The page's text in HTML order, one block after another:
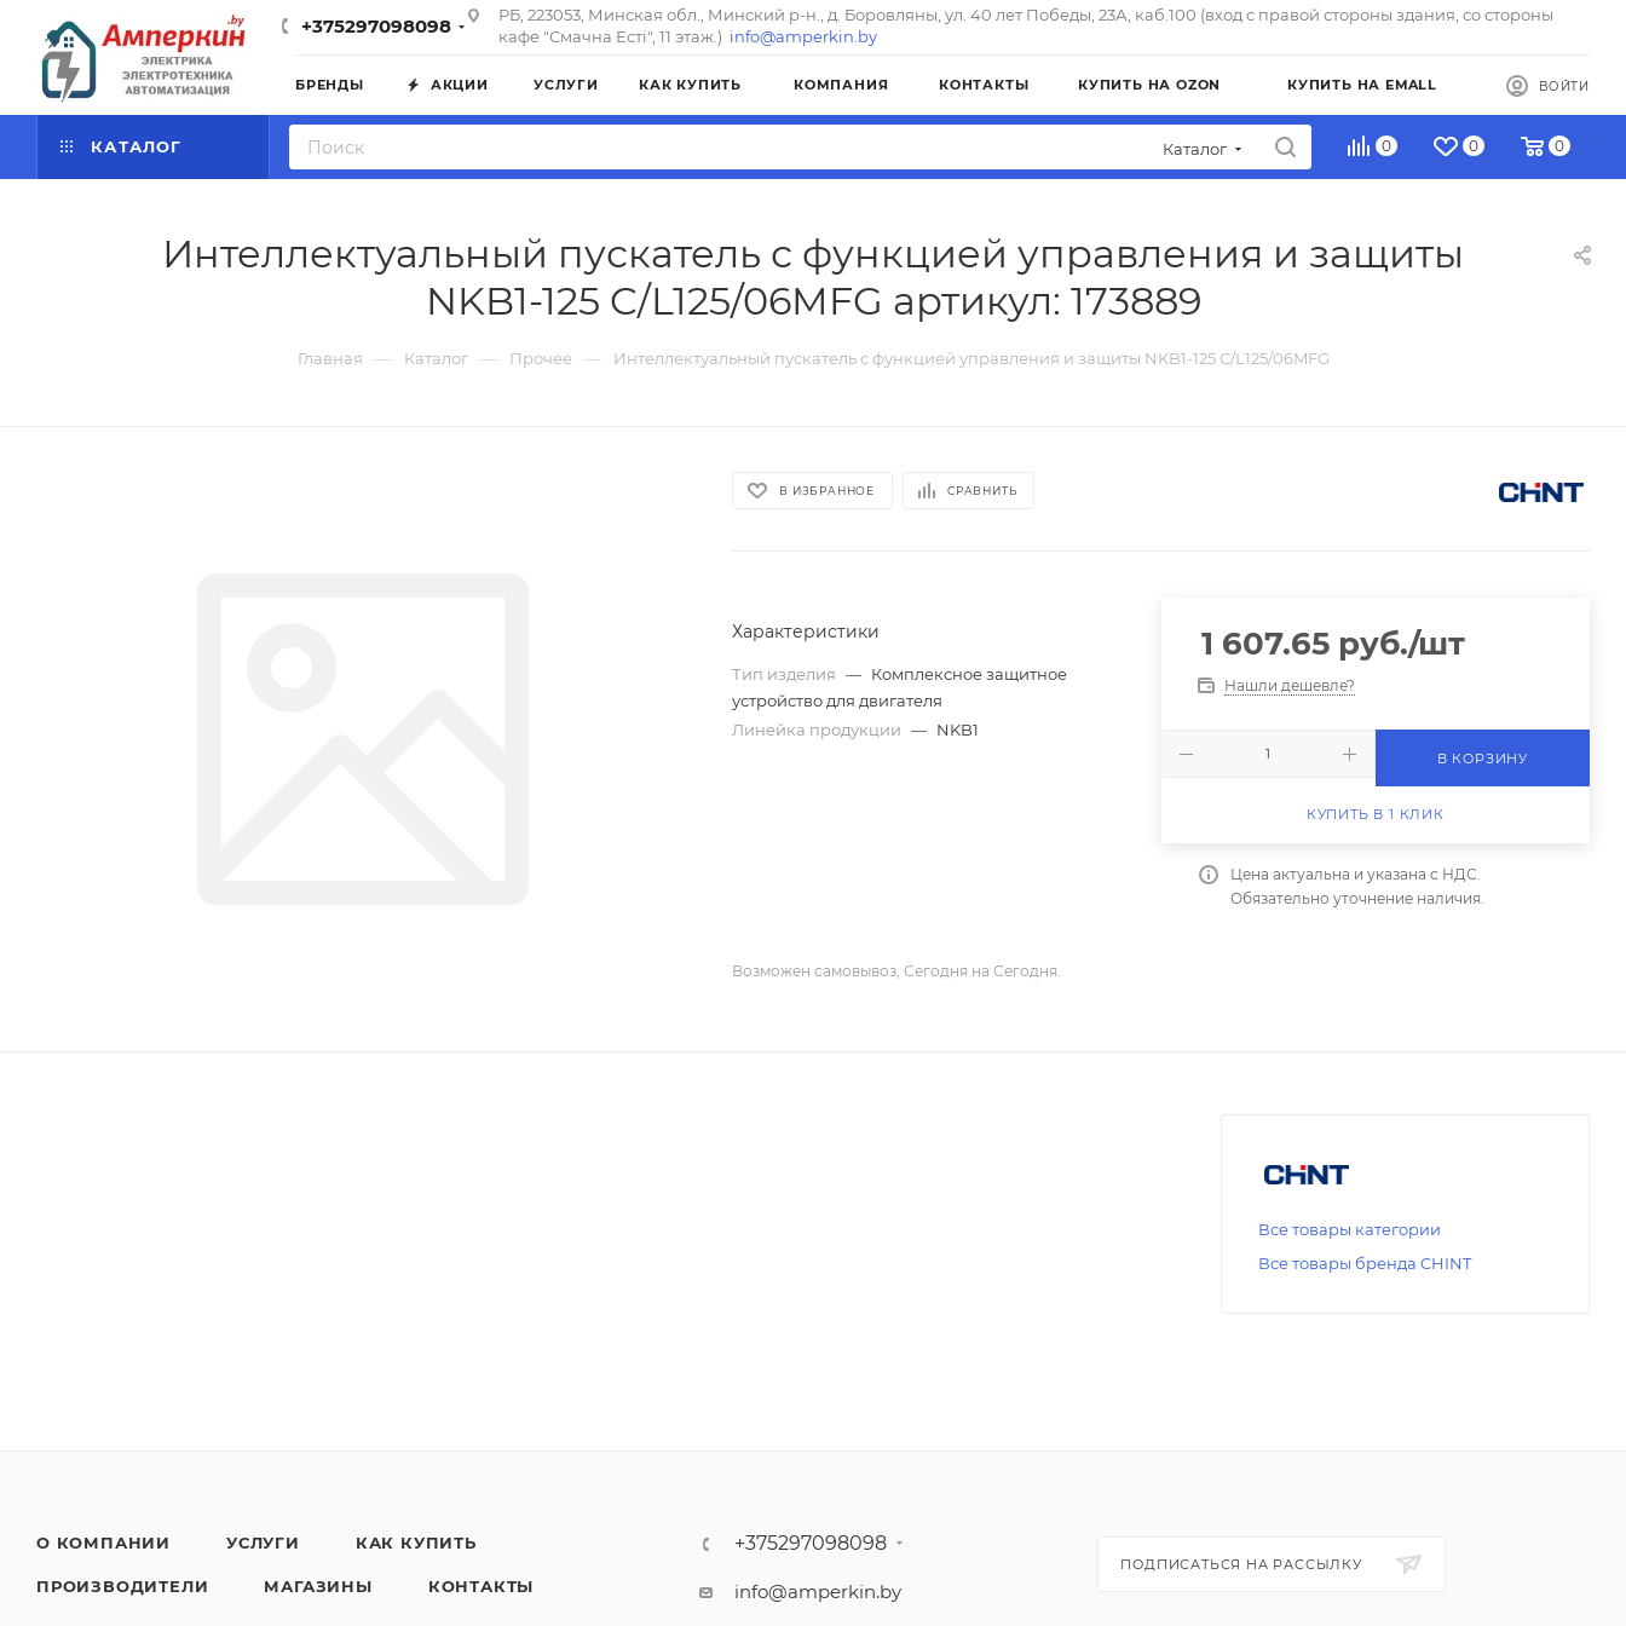
+375297098098
РБ, 223053, Минская обл., Минский р-н., д. Боровляны, ул. 40 лет Победы, 23А, каб.100 (вход с правой стороны здания, со стороны
кафе "Смачна Естi", 11 этаж.) info@amperkin.by
БРЕНДЫ АКЦИИ УСЛУГИ КАК КУПИТЬ КОМПАНИЯ КОНТАКТЫ КУПИТЬ НА OZON КУПИТЬ НА EMALL ВОЙТИ
КАТАЛОГ Каталог 0 0 0
Интеллектуальный пускатель с функцией управления и защиты
NKB1-125 C/L125/06MFG артикул: 173889
Главная — Каталог — Прочее — Интеллектуальный пускатель с функцией управления и защиты NKB1-125 C/L125/06MFG
В ИЗБРАННОЕ СРАВНИТЬ
Характеристики
Тип изделия — Комплексное защитное
устройство для двигателя
Линейка продукции — NKB1
1 607.65руб./шт
Нашли дешевле?
В КОРЗИНУ
КУПИТЬ В 1 КЛИК
Цена актуальна и указана с НДС.
Обязательно уточнение наличия.
Возможен самовывоз, Сегодня на Сегодня.
Все товары категории
Все товары бренда CHINT
О КОМПАНИИ УСЛУГИ КАК КУПИТЬ
ПРОИЗВОДИТЕЛИ МАГАЗИНЫ КОНТАКТЫ
+375297098098
info@amperkin.by
ПОДПИСАТЬСЯ НА РАССЫЛКУ